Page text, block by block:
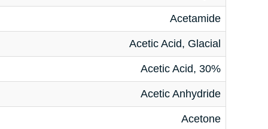
Acetamide
Acetic Acid, Glacial
Acetic Acid, 30%
Acetic Anhydride
Acetone